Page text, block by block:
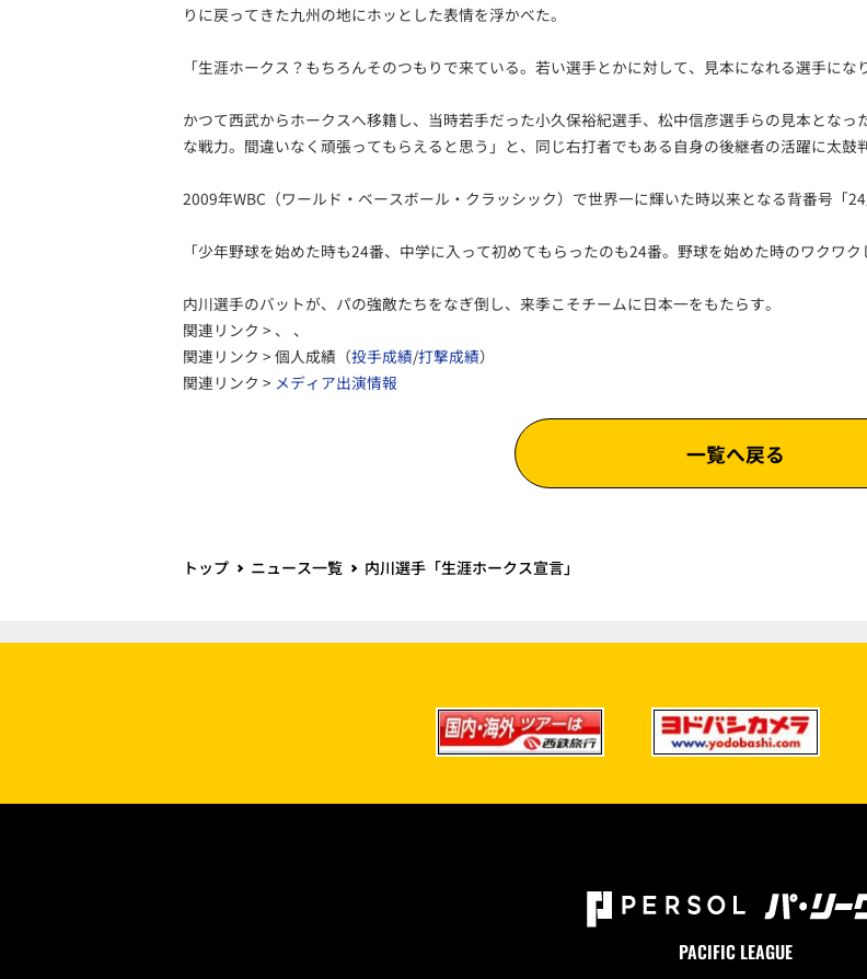
りに戻ってきた九州の地にホッとした表情を浮かべた。
「生涯ホークス？もちろんそのつもりで来ている。若い選手とかに対して、見本になれる選手にな
かつて西武からホークスへ移籍し、当時若手だった小久保裕紀選手、松中信彦選手らの見本とな
な戦力。間違いなく頑張ってもらえると思う」と、同じ右打者でもある自身の後継者の活躍に太鼓
2009年WBC（ワールド・ベースボール・クラッシック）で世界一に輝いた時以来となる背番号「24
「少年野球を始めた時も24番、中学に入って初めてもらったのも24番。野球を始めた時のワクワク
内川選手のバットが、パの強敵たちをなぎ倒し、来季こそチームに日本一をもたらす。
関連リンク > 、 、
関連リンク > 個人成績（投手成績/打撃成績）
関連リンク > メディア出演情報
一覧へ戻る
トップ ニュース一覧 内川選手「生涯ホークス宣言」
PACIFIC LEAGUE